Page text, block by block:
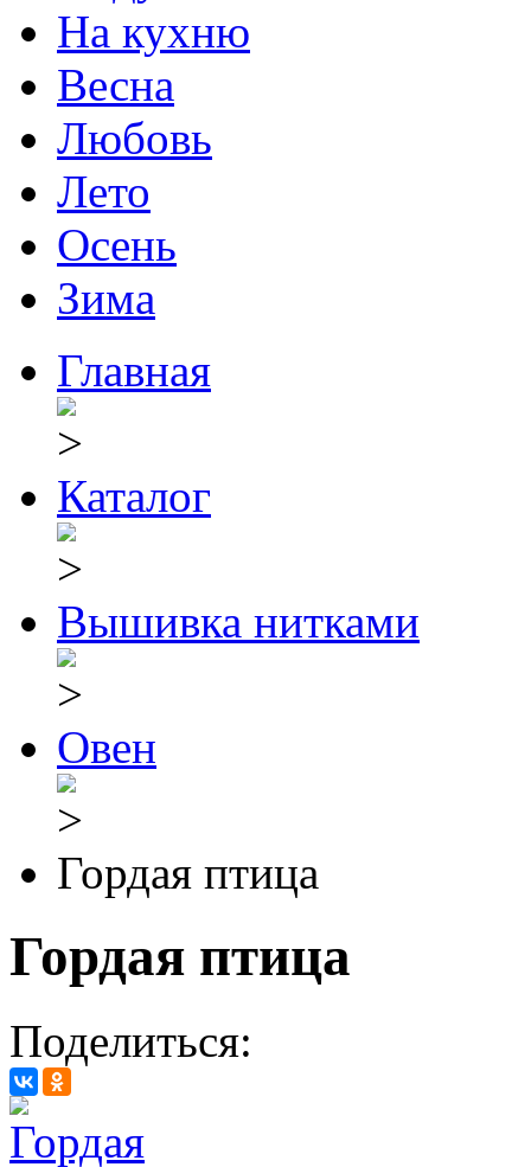
На кухню
Весна
Любовь
Лето
Осень
Зима
Главная
Каталог
Вышивка нитками
Овен
Гордая птица
Гордая птица
Поделиться: